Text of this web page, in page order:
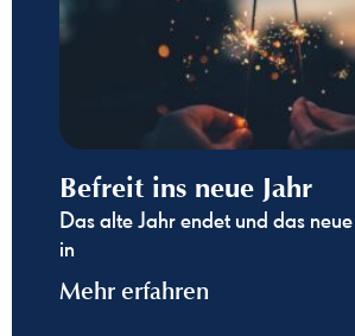
Befreit ins neue Jahr
Das alte Jahr endet und das
in
Mehr erfahren